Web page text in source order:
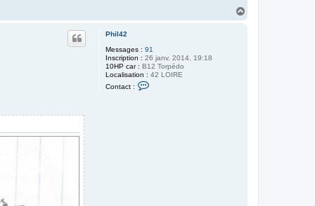
Phil42
Messages : 91
Inscription : 26 janv. 2014, 19:18
10HP car : B12 Torpédo
Localisation : 42 LOIRE
Contact :